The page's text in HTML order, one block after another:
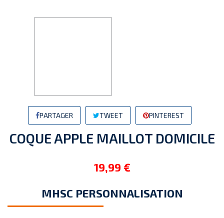
PARTAGER TWEET PINTEREST
COQUE APPLE MAILLOT DOMICILE
19,99 €
MHSC PERSONNALISATION